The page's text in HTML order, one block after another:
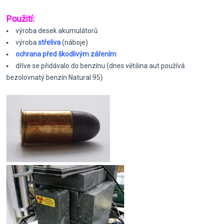
Použití:
výroba desek akumulátorů
výrobastřeliva(náboje)
ochrana před škodlivým zářením
dříve se přidávalo do benzínu (dnes většina aut používá
bezolovnatý benzín Natural 95)